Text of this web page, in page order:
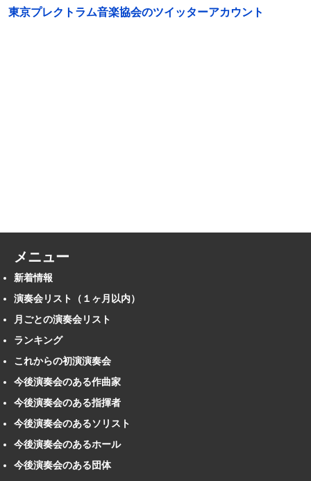
東京プレクトラム音楽協会のツイッターアカウント
メニュー
新着情報
演奏会リスト（１ヶ月以内）
月ごとの演奏会リスト
ランキング
これからの初演演奏会
今後演奏会のある作曲家
今後演奏会のある指揮者
今後演奏会のあるソリスト
今後演奏会のあるホール
今後演奏会のある団体